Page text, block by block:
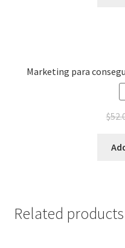
Marketing para
$
Related products